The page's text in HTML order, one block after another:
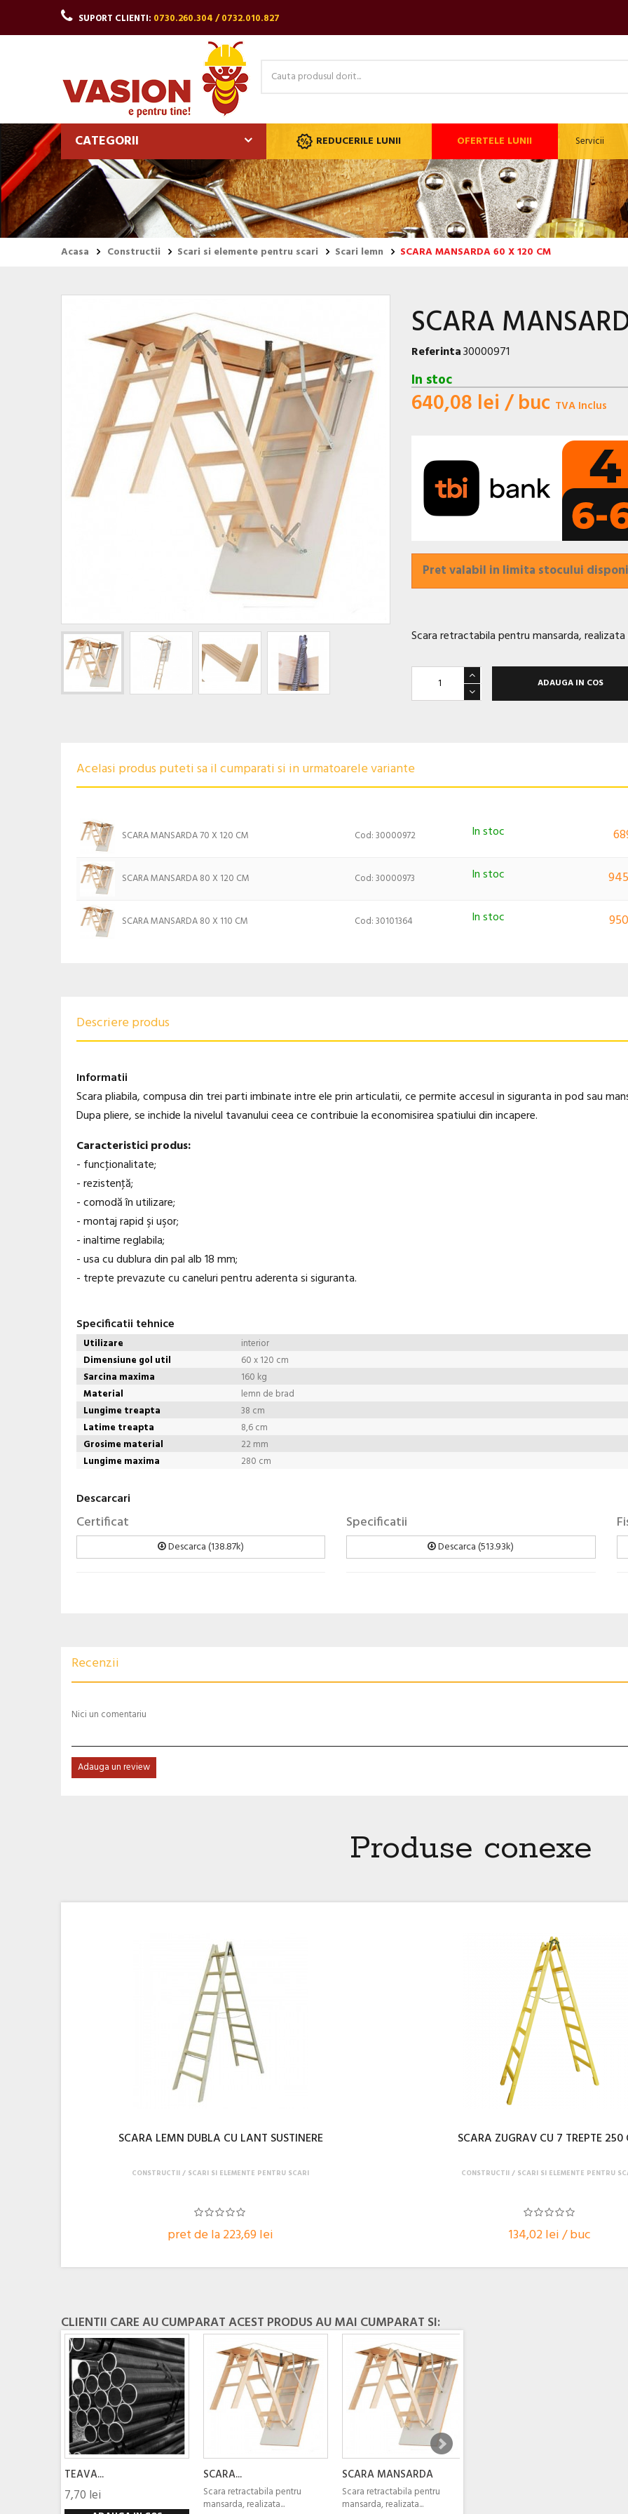
SUPORT CLIENTI: 0730.260.304 / 0732.010.827
CATEGORII REDUCERILE LUNII OFERTELE LUNII Servicii
Acasa Constructii Scari si elemente pentru scari Scari lemn SCARA MANSARDA 60 X 120 CM
SCARA
Referinta30000971
In stoc
640,08 lei / buc TVA Inclus
Pret valabil in limita stocului
Scara retractabila pentru mansarda,
ADAUGA IN COS
Acelasi produs puteti sa il cumparati si in urmatoarele variante
SCARA MANSARDA 70 X 120 CM Cod: 30000972 In stoc
SCARA MANSARDA 80 X 120 CM Cod: 30000973 In stoc
SCARA MANSARDA 80 X 110 CM Cod: 30101364 In stoc
Descriere produs
Informatii
Scara pliabila, compusa din trei parti imbinate intre ele prin articulatii, ce permite accesul in siguranta in pod sau
Dupa pliere, se inchide la nivelul tavanului ceea ce contribuie la economisirea spatiului din incapere.
Caracteristici produs:
- funcţionalitate;
- rezistenţă;
- comodă în utilizare;
- montaj rapid şi uşor;
- inaltime reglabila;
- usa cu dublura din pal alb 18 mm;
- trepte prevazute cu caneluri pentru aderenta si siguranta.
Specificatii tehnice
Utilizare
interior
Dimensiune gol util
60 x 120 cm
Sarcina maxima
160 kg
Material
lemn de brad
Lungime treapta
38 cm
Latime treapta
8,6 cm
Grosime material
22 mm
Lungime maxima
280 cm
Descarcari
Certificat
Descarca (138.87k)
Specificatii
Descarca (513.93k)
Recenzii
Nici un comentariu
Adauga un review
Produse conexe
SCARA LEMN DUBLA CU LANT SUSTINERE
pret de la 223,69 lei
CONSTRUCTII SCARI SI ELEMENTE PENTRU SCARI
SCARA ZUGRAV CU 7 TREPTE 250
134,02 lei / buc
CONSTRUCTII SCARI SI ELEMENTE PENTRU
CLIENTII CARE AU CUMPARAT ACEST PRODUS AU MAI CUMPARAT SI:
TEAVA...
7,70 lei
SCARA...
Scara retractabila pentru
mansarda, realizata...
SCARA MANSARDA
Scara retractabila pentru
mansarda, realizata...